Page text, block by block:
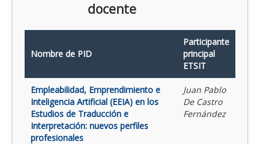
docente
Nombre de PID
Participante
principal
ETSIT
Empleabilidad, Emprendimiento e
Inteligencia Artificial (EEIA) en los
Estudios de Traducción e
Interpretación: nuevos perfiles
profesionales
Juan Pablo
De Castro
Fernández